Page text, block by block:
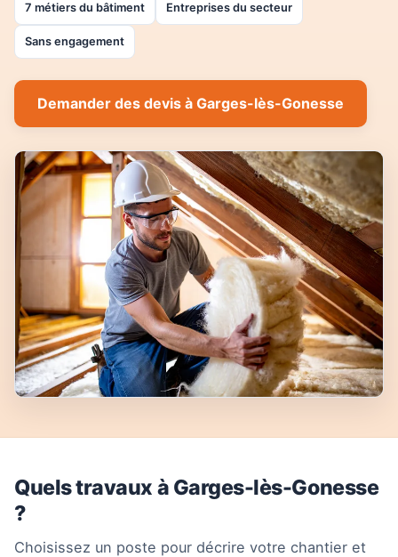
7 métiers du bâtiment Entreprises du secteur
Sans engagement
Demander des devis à Garges-lès-Gonesse
Quels travaux à Garges-lès-Gonesse
?
Choisissez un poste pour décrire votre chantier et